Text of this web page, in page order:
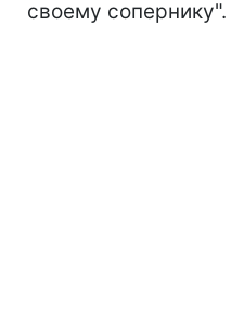
своему сопернику".